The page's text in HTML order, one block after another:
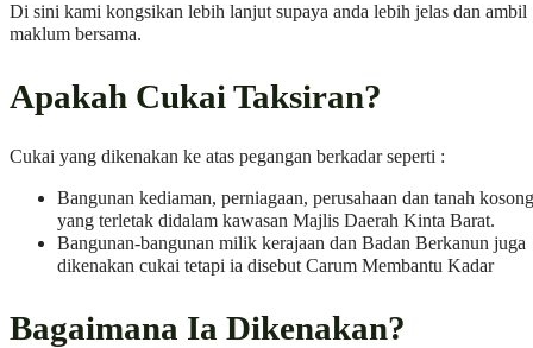
Di sini kami kongsikan lebih lanjut supaya anda lebih jelas dan ambil
maklum bersama.
Apakah Cukai Taksiran?
Cukai yang dikenakan ke atas pegangan berkadar seperti :
Bangunan kediaman, perniagaan, perusahaan dan tanah kosong
yang terletak didalam kawasan Majlis Daerah Kinta Barat.
Bangunan-bangunan milik kerajaan dan Badan Berkanun juga
dikenakan cukai tetapi ia disebut Carum Membantu Kadar
Bagaimana Ia Dikenakan?